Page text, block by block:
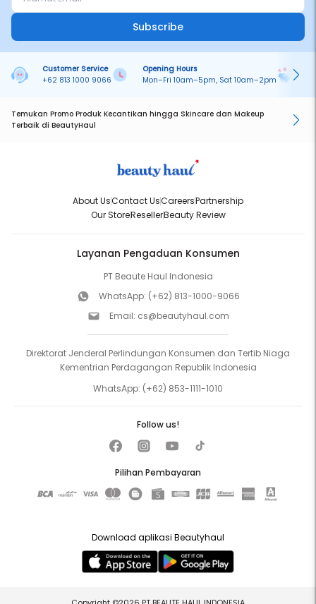
Subscribe
Customer Service
+62 813 1000 9066
Opening Hours
Mon–Fri 10am–5pm, Sat 10am–2pm
Temukan Promo Produk Kecantikan hingga Skincare dan Makeup
Terbaik di BeautyHaul
About UsContact UsCareersPartnership
Our StoreResellerBeauty Review
Layanan Pengaduan Konsumen
PT Beaute Haul Indonesia
WhatsApp: (+62) 813-1000-9066
Email: cs@beautyhaul.com
Direktorat Jenderal Perlindungan Konsumen dan Tertib Niaga
Kementrian Perdagangan Republik Indonesia
WhatsApp: (+62) 853-1111-1010
Pilihan Pembayaran
Follow us!
Download aplikasi Beautyhaul